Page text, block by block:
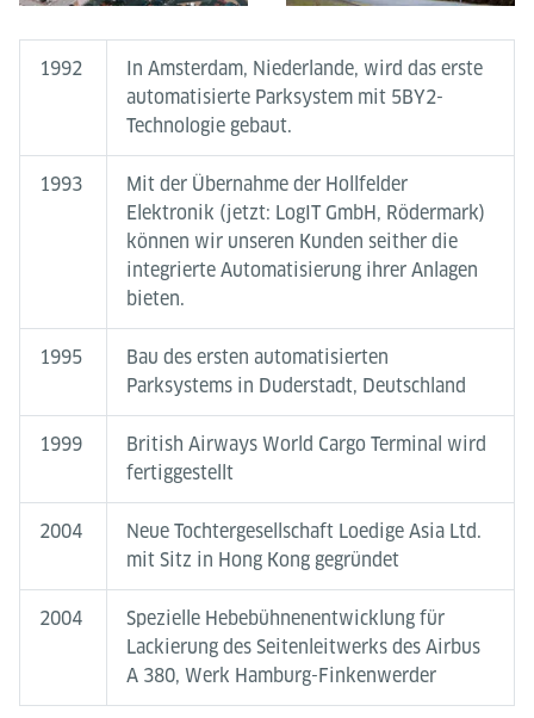
1992
In Amsterdam, Niederlande, wird das erste
automatisierte Parksystem mit 5BY2-
Technologie gebaut.
1993
Mit der Übernahme der Hollfelder
Elektronik (jetzt: LogIT GmbH, Rödermark)
können wir unseren Kunden seither die
integrierte Automatisierung ihrer Anlagen
bieten.
1995
Bau des ersten automatisierten
Parksystems in Duderstadt, Deutschland
1999
British Airways World Cargo Terminal wird
fertiggestellt
2004
Neue Tochtergesellschaft Loedige Asia Ltd.
mit Sitz in Hong Kong gegründet
2004
Spezielle Hebebühnenentwicklung für
Lackierung des Seitenleitwerks des Airbus
A 380, Werk Hamburg-Finkenwerder